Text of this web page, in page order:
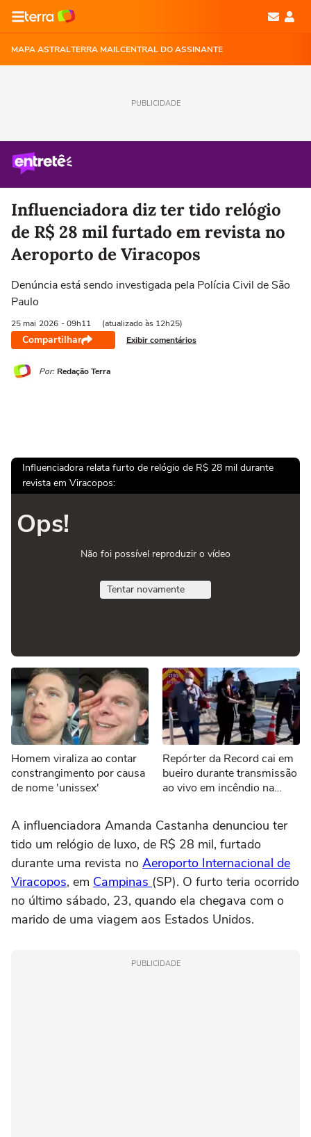
MAPA ASTRALTERRA MAILCENTRAL DO ASSINANTE
PUBLICIDADE
Influenciadora diz ter tido relógio
de R$ 28 mil furtado em revista no
Aeroporto de Viracopos
Denúncia está sendo investigada pela Polícia Civil de São
Paulo
25 mai 2026 - 09h11 (atualizado às 12h25)
Compartilhar Exibir comentários
Por: Redação Terra
Influenciadora relata furto de relógio de R$ 28 mil durante
revista em Viracopos:
Ops!
Não foi possível reproduzir o vídeo
Tentar novamente
Homem viraliza ao contar
constrangimento por causa
de nome 'unissex'
Repórter da Record cai em
bueiro durante transmissão
ao vivo em incêndio na
A influenciadora Amanda Castanha denunciou ter
tido um relógio de luxo, de R$ 28 mil, furtado
durante uma revista no Aeroporto Internacional de
Viracopos, em Campinas (SP). O furto teria ocorrido
no último sábado, 23, quando ela chegava com o
marido de uma viagem aos Estados Unidos.
PUBLICIDADE